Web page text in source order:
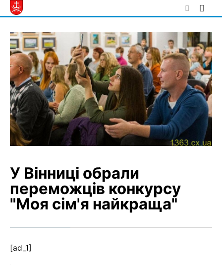
Skip
to
У Вінниці обрали
переможців конкурсу
"Моя сім'я найкраща"
[ad_1]